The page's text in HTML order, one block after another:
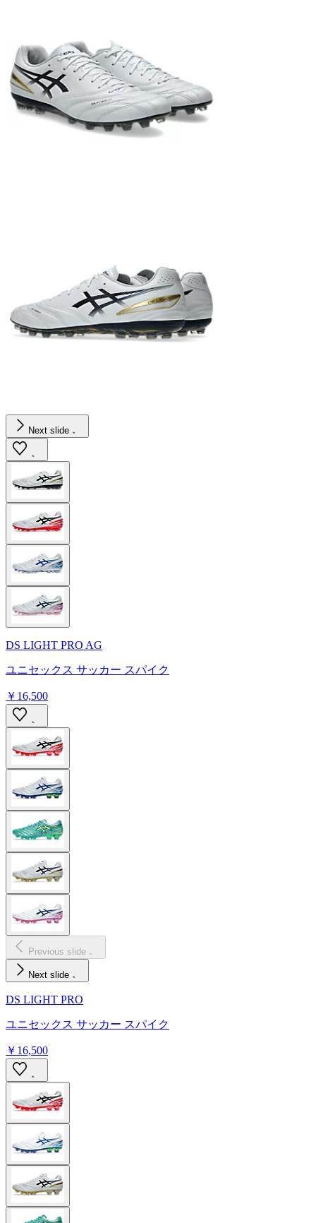
Next slide
DS LIGHT PRO AG
ユニセックス サッカー スパイク
￥16,500
Previous slide
Next slide
DS LIGHT PRO
ユニセックス サッカー スパイク
￥16,500